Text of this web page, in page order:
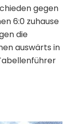
gegen
6:0 zuhause
die
auswärts in